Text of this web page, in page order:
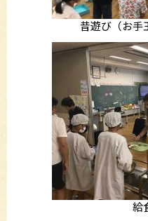
昔遊び（お手
給